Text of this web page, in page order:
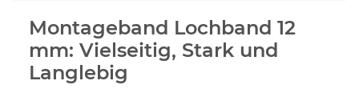
Montageband Lochband 12
mm: Vielseitig, Stark und
Langlebig